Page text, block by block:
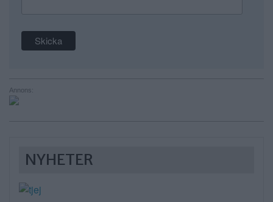
Annons:
NYHETER